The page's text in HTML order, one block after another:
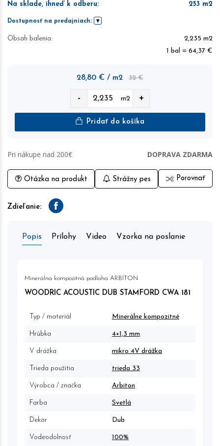
Na sklade, ihneď k odberu: 253 m2
Dostupnosť na predajniach:
Obsah balenia:
2,235 m2
1 bal = 64,37 €
28,80 € / m2 32 €
- m2 +
Pridať do košíka
Pri nákupe nad 200€ DOPRAVA ZDARMA
Otázka na produkt Strážny pes Porovnať
Zdieľanie: Facebook
Popis Prílohy Video Vzorka na poslanie
Minerálna kompozitná podlaha ARBITON
WOODRIC ACOUSTIC DUB STAMFORD CWA 181
Typ / materiál Minerálne kompozitné
Hrúbka 4+1,3 mm
V drážka mikro 4V drážka
Trieda použitia trieda 33
Výrobca / značka Arbiton
Farba Svetlá
Dekor Dub
Vodeodolnosť 100%